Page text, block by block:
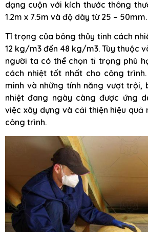
dạng cuộn với kích thước thông
1.2m x 7.5m và độ dày từ 25 – 50mm.
Tỉ trọng của bông thủy tinh cách
12 kg/m3 đến 48 kg/m3. Tùy thuộc
người ta có thể chọn tỉ trọng phù
cách nhiệt tốt nhất cho công
minh và những tính năng vượt trội,
nhiệt đang ngày càng được ứng
việc xây dựng và cải thiện hiệu quả
công trình.